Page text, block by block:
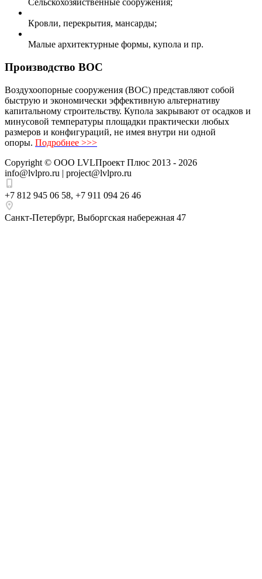
Сельскохозяйственные сооружения;
Кровли, перекрытия, мансарды;
Малые архитектурные формы, купола и пр.
Производство ВОС
Воздухоопорные сооружения (ВОС) представляют собой
быструю и экономически эффективную альтернативу
капитальному строительству. Купола закрывают от осадков и
минусовой температуры площадки практически любых
размеров и конфигураций, не имея внутри ни одной
опоры. Подробнее >>>
Copyright © ООО LVLПроект Плюс 2013 - 2026
info@lvlpro.ru | project@lvlpro.ru
+7 812 945 06 58, +7 911 094 26 46
Санкт-Петербург, Выборгская набережная 47